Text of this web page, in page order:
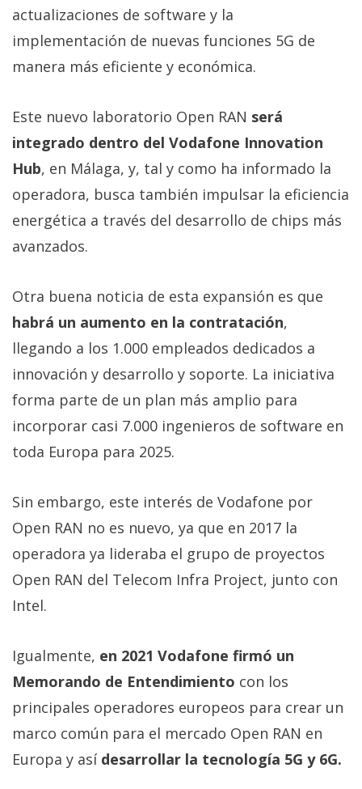
móviles,
ordenadores,
apps,
informática,
trucos y
tutoriales.
Informático
(CC) 2006-
2026. Algunos
derechos
reservados
actualizaciones de software y la
implementación de nuevas funciones 5G de
manera más eficiente y económica.
Este nuevo laboratorio Open RAN será
integrado dentro del Vodafone Innovation
Hub, en Málaga, y, tal y como ha informado la
operadora, busca también impulsar la eficiencia
energética a través del desarrollo de chips más
avanzados.
Otra buena noticia de esta expansión es que
habrá un aumento en la contratación,
llegando a los 1.000 empleados dedicados a
innovación y desarrollo y soporte. La iniciativa
forma parte de un plan más amplio para
incorporar casi 7.000 ingenieros de software en
toda Europa para 2025.
Sin embargo, este interés de Vodafone por
Open RAN no es nuevo, ya que en 2017 la
operadora ya lideraba el grupo de proyectos
Open RAN del Telecom Infra Project, junto con
Intel.
Igualmente, en 2021 Vodafone firmó un
Memorando de Entendimiento con los
principales operadores europeos para crear un
marco común para el mercado Open RAN en
Europa y así desarrollar la tecnología 5G y 6G.